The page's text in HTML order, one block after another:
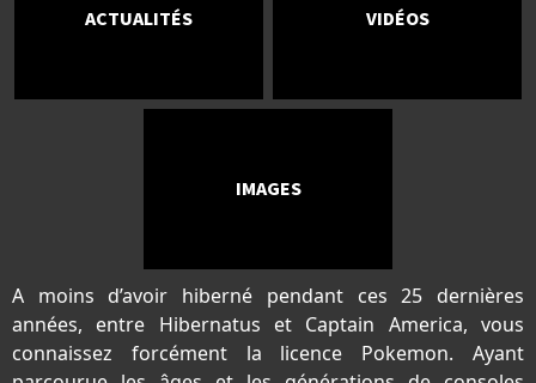
ACTUALITÉS VIDÉOS
IMAGES
A moins d’avoir hiberné pendant ces 25 dernières
années, entre Hibernatus et Captain America, vous
connaissez forcément la licence Pokemon. Ayant